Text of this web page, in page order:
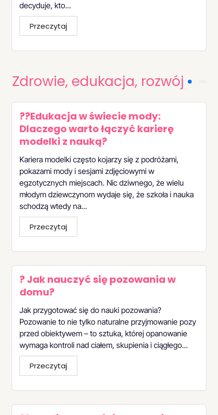
decyduje, kto...
Przeczytaj
Zdrowie, edukacja, rozwój
??Edukacja w świecie mody:
Dlaczego warto łączyć karierę
modelki z nauką?
Kariera modelki często kojarzy się z podróżami,
pokazami mody i sesjami zdjęciowymi w
egzotycznych miejscach. Nic dziwnego, że wielu
młodym dziewczynom wydaje się, że szkoła i nauka
schodzą wtedy na...
Przeczytaj
? Jak nauczyć się pozowania w
domu?
Jak przygotować się do nauki pozowania?
Pozowanie to nie tylko naturalne przyjmowanie pozy
przed obiektywem – to sztuka, której opanowanie
wymaga kontroli nad ciałem, skupienia i ciągłego...
Przeczytaj